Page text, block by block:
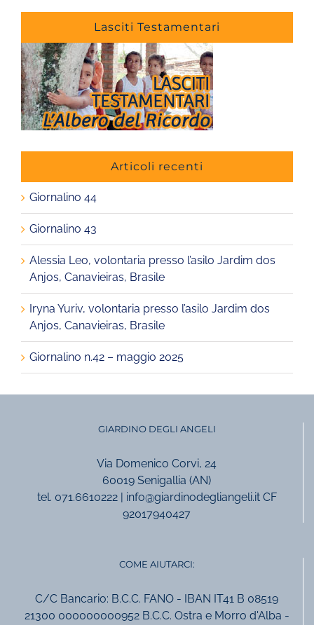
Lasciti Testamentari
Articoli recenti
Giornalino 44
Giornalino 43
Alessia Leo, volontaria presso l’asilo Jardim dos
Anjos, Canavieiras, Brasile
Iryna Yuriv, volontaria presso l’asilo Jardim dos
Anjos, Canavieiras, Brasile
Giornalino n.42 – maggio 2025
GIARDINO DEGLI ANGELI
Via Domenico Corvi, 24
60019 Senigallia (AN)
tel. 071.6610222 | info@giardinodegliangeli.it CF
92017940427
COME AIUTARCI:
C/C Bancario: B.C.C. FANO - IBAN IT41 B 08519
21300 000000000952 B.C.C. Ostra e Morro d'Alba -